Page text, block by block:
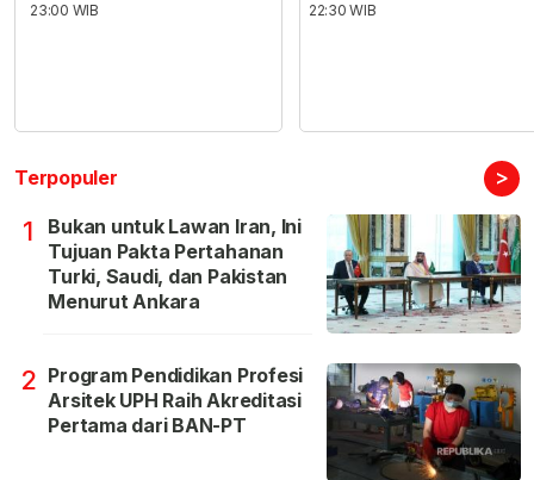
23:00 WIB
22:30 WIB
Terpopuler >
1
Bukan untuk Lawan Iran, Ini
Tujuan Pakta Pertahanan
Turki, Saudi, dan Pakistan
Menurut Ankara
2 Program Pendidikan Profesi
Arsitek UPH Raih Akreditasi
Pertama dari BAN-PT